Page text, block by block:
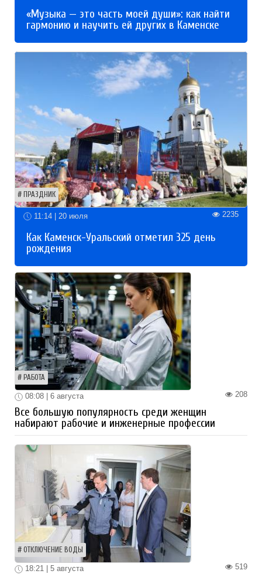
«Музыка — это часть моей души»: как найти
гармонию и научить ей других в Каменске
ПРАЗДНИК
11:14 | 20 июля 2235
Как Каменск-Уральский отметил 325 день
рождения
РАБОТА
208
08:08 | 6 августа
Все большую популярность среди женщин
набирают рабочие и инженерные профессии
ОТКЛЮЧЕНИЕ ВОДЫ
519
18:21 | 5 августа